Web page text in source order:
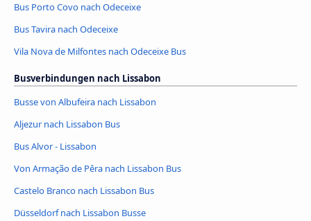
Bus Porto Covo nach Odeceixe
Bus Tavira nach Odeceixe
Vila Nova de Milfontes nach Odeceixe Bus
Busverbindungen nach Lissabon
Busse von Albufeira nach Lissabon
Aljezur nach Lissabon Bus
Bus Alvor - Lissabon
Von Armação de Pêra nach Lissabon Bus
Castelo Branco nach Lissabon Bus
Düsseldorf nach Lissabon Busse